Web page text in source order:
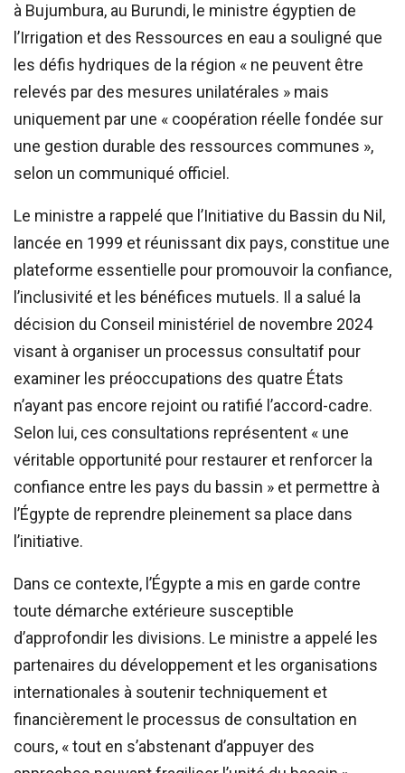
à Bujumbura, au Burundi, le ministre égyptien de
l’Irrigation et des Ressources en eau a souligné que
les défis hydriques de la région « ne peuvent être
relevés par des mesures unilatérales » mais
uniquement par une « coopération réelle fondée sur
une gestion durable des ressources communes »,
selon un communiqué officiel.
Le ministre a rappelé que l’Initiative du Bassin du Nil,
lancée en 1999 et réunissant dix pays, constitue une
plateforme essentielle pour promouvoir la confiance,
l’inclusivité et les bénéfices mutuels. Il a salué la
décision du Conseil ministériel de novembre 2024
visant à organiser un processus consultatif pour
examiner les préoccupations des quatre États
n’ayant pas encore rejoint ou ratifié l’accord-cadre.
Selon lui, ces consultations représentent « une
véritable opportunité pour restaurer et renforcer la
confiance entre les pays du bassin » et permettre à
l’Égypte de reprendre pleinement sa place dans
l’initiative.
Dans ce contexte, l’Égypte a mis en garde contre
toute démarche extérieure susceptible
d’approfondir les divisions. Le ministre a appelé les
partenaires du développement et les organisations
internationales à soutenir techniquement et
financièrement le processus de consultation en
cours, « tout en s’abstenant d’appuyer des